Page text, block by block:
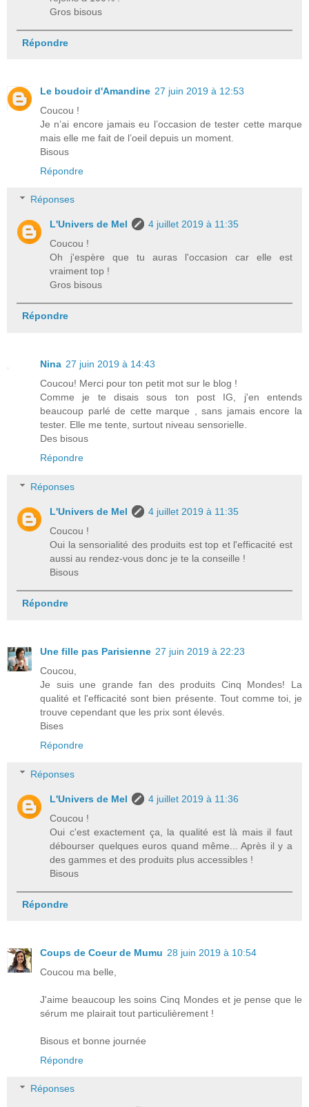
Gros bisous
Répondre
Le boudoir d'Amandine 27 juin 2019 à 12:53
Coucou !
Je n’ai encore jamais eu l’occasion de tester cette marque
mais elle me fait de l’oeil depuis un moment.
Bisous
Répondre
Réponses
L'Univers de Mel
4 juillet 2019 à 11:35
Coucou !
Oh j'espère que tu auras l'occasion car elle est
vraiment top !
Gros bisous
Répondre
Nina 27 juin 2019 à 14:43
Coucou! Merci pour ton petit mot sur le blog !
Comme je te disais sous ton post IG, j'en entends
beaucoup parlé de cette marque , sans jamais encore la
tester. Elle me tente, surtout niveau sensorielle.
Des bisous
Répondre
Réponses
L'Univers de Mel
4 juillet 2019 à 11:35
Coucou !
Oui la sensorialité des produits est top et l'efficacité est
aussi au rendez-vous donc je te la conseille !
Bisous
Répondre
Une fille pas Parisienne 27 juin 2019 à 22:23
Coucou,
Je suis une grande fan des produits Cinq Mondes! La
qualité et l'efficacité sont bien présente. Tout comme toi, je
trouve cependant que les prix sont élevés.
Bises
Répondre
Réponses
L'Univers de Mel
4 juillet 2019 à 11:36
Coucou !
Oui c'est exactement ça, la qualité est là mais il faut
débourser quelques euros quand même... Après il y a
des gammes et des produits plus accessibles !
Bisous
Répondre
Coups de Coeur de Mumu 28 juin 2019 à 10:54
Coucou ma belle,
J'aime beaucoup les soins Cinq Mondes et je pense que le
sérum me plairait tout particulièrement !
Bisous et bonne journée
Répondre
Réponses